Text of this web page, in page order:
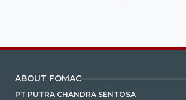
ABOUT FOMAC
PT PUTRA CHANDRA SENTOSA